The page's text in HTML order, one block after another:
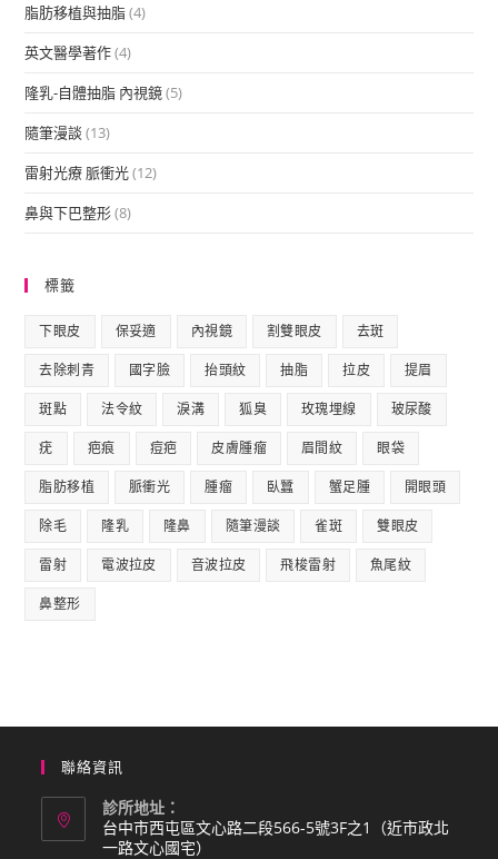
脂肪移植與抽脂(4)
英文醫學著作(4)
隆乳-自體抽脂 內視鏡(5)
隨筆漫談 (13)
雷射光療 脈衝光(12)
鼻與下巴整形(8)
標籤
下眼皮 保妥適 內視鏡 割雙眼皮 去斑
去除刺青 國字臉 抬頭紋 抽脂 拉皮 提眉
斑點 法令紋 淚溝 狐臭 玫瑰埋線 玻尿酸
疣 疤痕 痘疤 皮膚腫瘤 眉間紋 眼袋
脂肪移植 脈衝光 腫瘤 臥蠶 蟹足腫 開眼頭
除毛 隆乳 隆鼻 隨筆漫談 雀斑 雙眼皮
雷射 電波拉皮 音波拉皮 飛梭雷射 魚尾紋
鼻整形
聯絡資訊
診所地址：
台中市西屯區文心路二段566-5號3F之1（近市政北
一路文心國宅）